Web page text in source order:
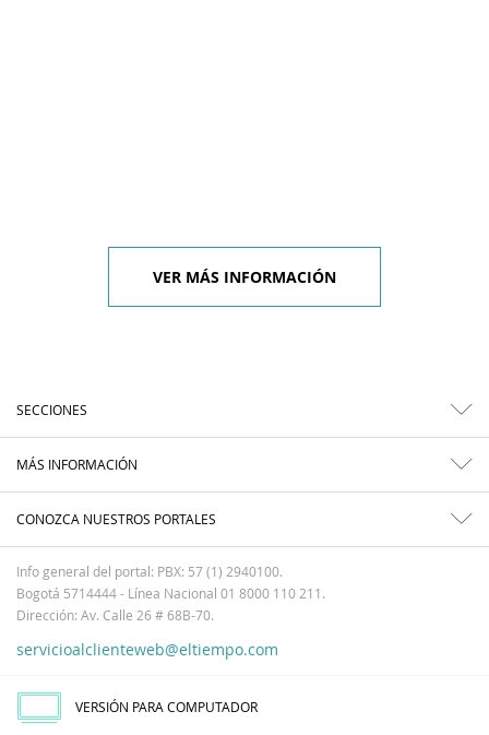
VER MÁS INFORMACIÓN
SECCIONES
MÁS INFORMACIÓN
CONOZCA NUESTROS PORTALES
Info general del portal: PBX: 57 (1) 2940100.
Bogotá 5714444 - Línea Nacional 01 8000 110 211.
Dirección: Av. Calle 26 # 68B-70.
servicioalclienteweb@eltiempo.com
VERSIÓN PARA COMPUTADOR